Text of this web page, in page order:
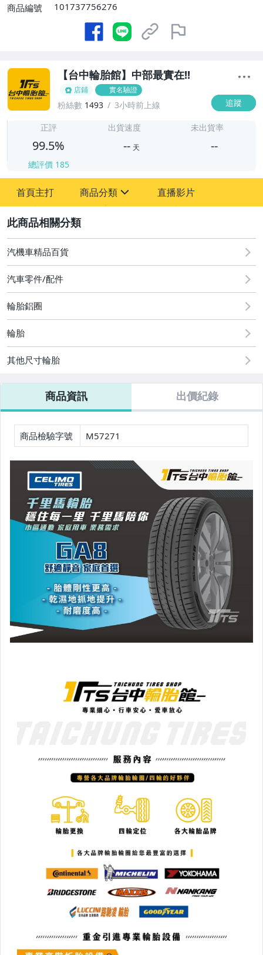
商品編號
101737756276
【台中輪胎館】中部最實在!!
店鋪 實名驗證
粉絲數 1493 3小時前上線 追蹤
正評
99.5%
總評價 185
出貨速度
-- 天
未出貨率
--
首頁主打 商品分類
13吋輪胎 賣場
14吋輪胎 賣場
15吋輪胎 賣場
16吋輪胎 賣場
17吋輪胎 賣場
18吋輪胎 賣場
19吋輪胎 賣場
20吋輪胎 賣場
21吋輪胎 賣場
22吋輪胎 賣場
直播影片
汽機車精品百貨
汽車零件/配件
輪胎鋁圈
輪胎
其他尺寸輪胎
商品資訊 出價紀錄
商品檢驗字號 M57271